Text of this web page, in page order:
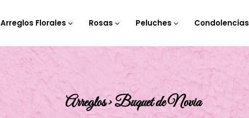
Arreglos Florales Rosas Peluches Condolencias
Arreglos > Buquet de Novia